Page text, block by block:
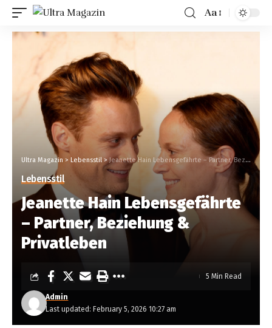
Aa
Ultra Magazin > Lebensstil >Jeanette Hain Lebensgefährte – Partner, Beziehung & Privatleben
Lebensstil
Jeanette Hain Lebensgefährte
– Partner, Beziehung &
Privatleben
Last updated: February 5, 2026 10:27 am
Admin
5 Min Read